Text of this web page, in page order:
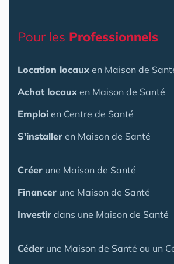
Pour les Professionnels
Location locaux en Maison de
Achat locaux en Maison de Santé
Emploi en Centre de Santé
S'installer en Maison de Santé
Créer une Maison de Santé
Financer une Maison de Santé
Investir dans une Maison de Santé
Céder une Maison de Santé ou un